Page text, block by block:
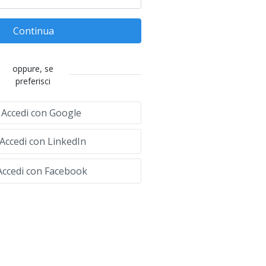
Continua
oppure, se
preferisci
con Google
con LinkedIn
con Facebook